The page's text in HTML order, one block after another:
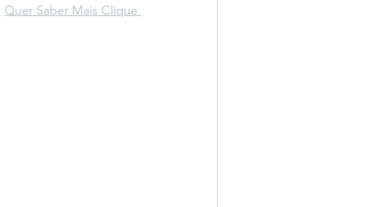
Quer Saber Mais Clique